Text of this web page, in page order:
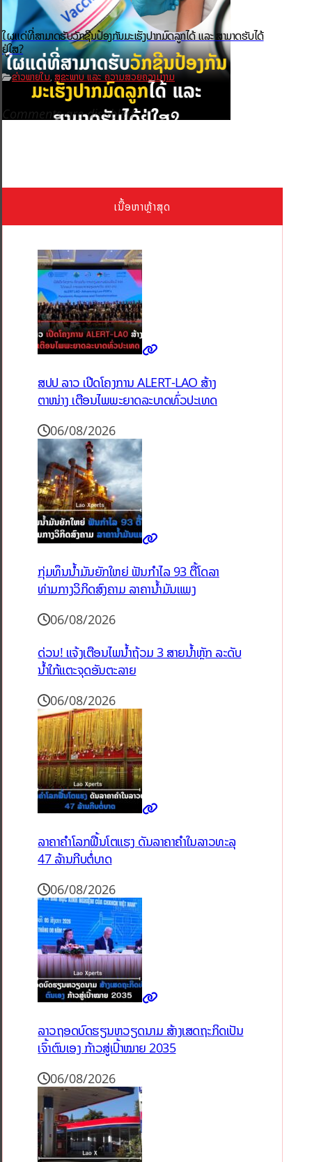
ໃຜແດ່ທີ່ສາມາດຮັບວັກຊີນປ້ອງກັນມະເຮັງປາກມົດລູກໄດ້ ແລະ ສາມາດຮັບໄດ້
ຢູ່ໃສ?
ຂ່າວພາຍໃນ, ສຸຂະພາບ ແລະ ຄວາມສວຍຄວາມງາມ
Comments are disabled
ເນື້ອຫາຫຼ້າສຸດ
ສປປ ລາວ ເປີດໂຄງການ ALERT-LAO ສ້າງ
ຕາໜ່າງ ເຕືອນໄພພະຍາດລະບາດທົ່ວປະເທດ
06/08/2026
ກຸ່ມທຶນນ້ຳມັນຍັກໃຫຍ່ ຟັນກຳໄລ 93 ຕື້ໂດລາ
ທ່າມກາງວິກິດສົງຄາມ ລາຄານໍ້າມັນແພງ
06/08/2026
ດ່ວນ! ແຈ້ງເຕືອນໄພນໍ້າຖ້ວມ 3 ສາຍນໍ້າຫຼັກ ລະດັບ
ນໍ້າໃກ້ແຕະຈຸດອັນຕະລາຍ
06/08/2026
ລາຄາຄຳໂລກຟື້ນໂຕແຮງ ດັນລາຄາຄຳໃນລາວທະລຸ
47 ລ້ານກີບຕໍ່ບາດ
06/08/2026
ລາວຖອດບົດຮຽນຫວຽດນາມ ສ້າງເສດຖະກິດເປັນ
ເຈົ້າຕົນເອງ ກ້າວສູ່ເປົ້າໝາຍ 2035
06/08/2026